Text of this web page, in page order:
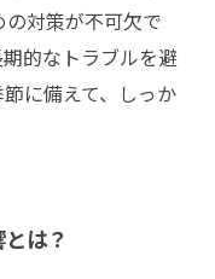
対策が不可欠で
的なトラブルを避
に備えて、しっか
は？